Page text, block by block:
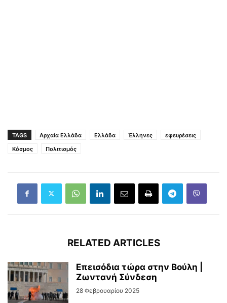
TAGS Αρχαία Ελλάδα Ελλάδα Έλληνες
εφευρέσεις
Κόσμος
Πολιτισμός
RELATED ARTICLES
Επεισόδια τώρα στην Βούλη |
Ζωντανή Σύνδεση
28 Φεβρουαρίου 2025